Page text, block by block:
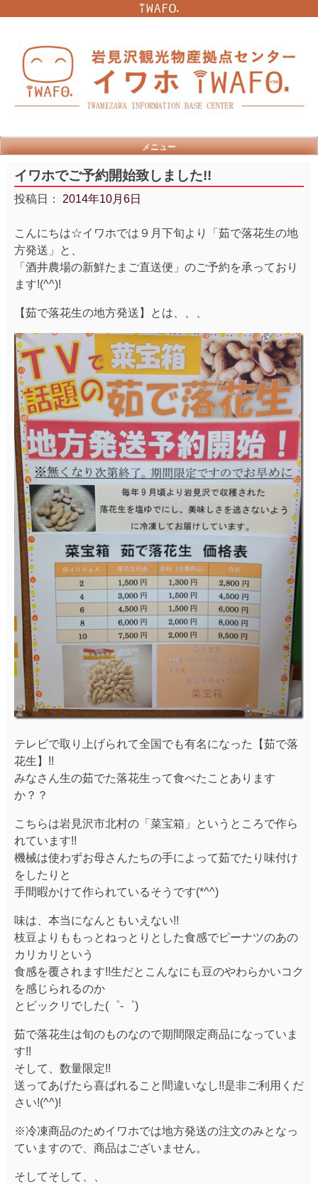
メニュー
イワホでご予約開始致しました!!
投稿日： 2014年10月6日
こんにちは☆イワホでは９月下旬より「茹で落花生の地
方発送」と、
「酒井農場の新鮮たまご直送便」のご予約を承っており
ます!(^^)!
【茹で落花生の地方発送】とは、、、
テレビで取り上げられて全国でも有名になった【茹で落
花生】!!
みなさん生の茹でた落花生って食べたことあります
か？？
こちらは岩見沢市北村の「菜宝箱」というところで作ら
れています!!
機械は使わずお母さんたちの手によって茹でたり味付け
をしたりと
手間暇かけて作られているそうです(*^^)
味は、本当になんともいえない!!
枝豆よりももっとねっとりとした食感でピーナツのあの
カリカリという
食感を覆されます!!生だとこんなにも豆のやわらかいコク
を感じられるのか
とビックリでした(゜-゜)
茹で落花生は旬のものなので期間限定商品になっていま
す!!
そして、数量限定!!
送ってあげたら喜ばれること間違いなし!!是非ご利用くだ
さい!(^^)!
※冷凍商品のためイワホでは地方発送の注文のみとなっ
ていますので、商品はございません。
そしてそして、、